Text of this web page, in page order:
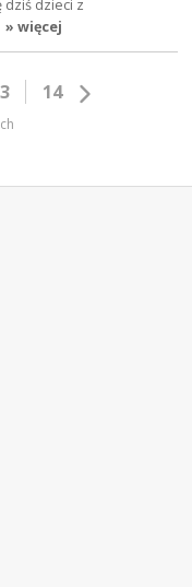
dziś dzieci z
» więcej
14